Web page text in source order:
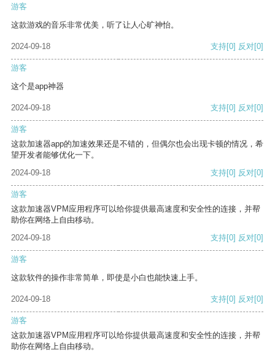
游客
这款游戏的音乐非常优美，听了让人心旷神怡。
2024-09-18 支持[0] 反对[0]
游客
这个是app神器
2024-09-18 支持[0] 反对[0]
游客
这款加速器app的加速效果还是不错的，但偶尔也会出现卡顿的情况，希
望开发者能够优化一下。
2024-09-18
支持[0] 反对[0]
游客
这款加速器VPM应用程序可以给你提供最高速度和安全性的连接，并帮
助你在网络上自由移动。
2024-09-18
支持[0] 反对[0]
游客
这款软件的操作非常简单，即使是小白也能快速上手。
2024-09-18 支持[0] 反对[0]
游客
这款加速器VPM应用程序可以给你提供最高速度和安全性的连接，并帮
助你在网络上自由移动。